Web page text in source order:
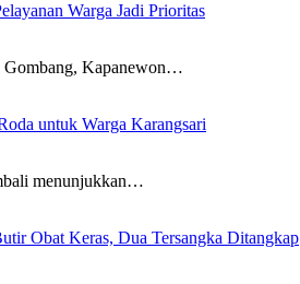
Warga Jadi Prioritas
Gombang, Kapanewon…
untuk Warga Karangsari
menunjukkan…
Obat Keras, Dua Tersangka Ditangkap